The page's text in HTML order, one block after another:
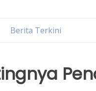
Berita Terkini